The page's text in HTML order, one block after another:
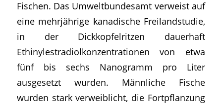
Fischen. Das Umweltbundesamt verweist auf
eine mehrjährige kanadische Freilandstudie,
in der Dickkopfelritzen dauerhaft
Ethinylestradiolkonzentrationen von etwa
fünf bis sechs Nanogramm pro Liter
ausgesetzt wurden. Männliche Fische
wurden stark verweiblicht, die Fortpflanzung